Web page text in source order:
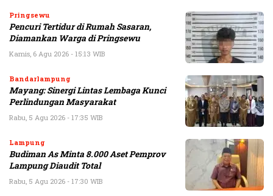
Pringsewu
Pencuri Tertidur di Rumah Sasaran,
Diamankan Warga di Pringsewu
Kamis, 6 Agu 2026 - 15:13 WIB
Bandarlampung
Mayang: Sinergi Lintas Lembaga Kunci
Perlindungan Masyarakat
Rabu, 5 Agu 2026 - 17:35 WIB
Lampung
Budiman As Minta 8.000 Aset Pemprov
Lampung Diaudit Total
Rabu, 5 Agu 2026 - 17:30 WIB